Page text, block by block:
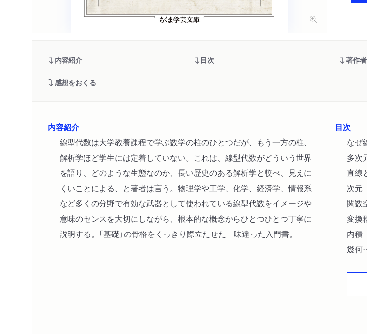
内容紹介 目次 著作
感想をおくる
内容紹介
線型代数は大学教養課程で学ぶ数学の柱のひとつだが、もう一方の柱、
解析学ほど学生には定着していない。これは、線型代数がどういう世界
を語り、どのような生態なのか、長い歴史のある解析学と較べ、見えに
くいことによる、と著者は言う。物理学や工学、化学、経済学、情報系
など多くの分野で有効な武器として使われている線型代数をイメージや
意味のセンスを大切にしながら、根本的な概念からひとつひとつ丁寧に
説明する。「基礎」の骨格をくっきり際立たせた一味違った入門書。
目次
なぜ
多次
直線
次元
関数
変換
内積
幾何
３次